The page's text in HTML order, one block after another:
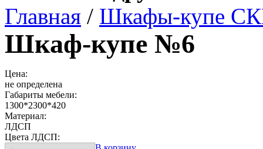
Главная / Шкафы-купе
Шкаф-купе №6
Цена:
не определена
Габариты мебели:
1300*2300*420
Материал:
ЛДСП
Цвета ЛДСП: